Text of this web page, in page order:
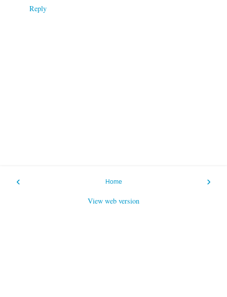
Reply
‹ ›
Home
View web version